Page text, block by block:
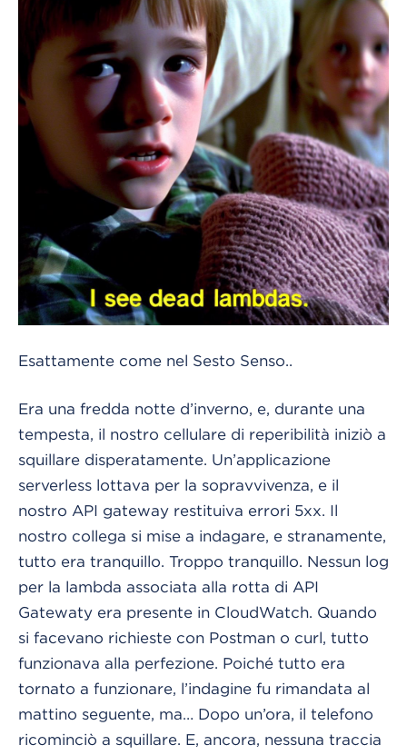
Esattamente come nel Sesto Senso..
Era una fredda notte d’inverno, e, durante una
tempesta, il nostro cellulare di reperibilità iniziò a
squillare disperatamente. Un’applicazione
serverless lottava per la sopravvivenza, e il
nostro API gateway restituiva errori 5xx. Il
nostro collega si mise a indagare, e stranamente,
tutto era tranquillo. Troppo tranquillo. Nessun log
per la lambda associata alla rotta di API
Gatewaty era presente in CloudWatch. Quando
si facevano richieste con Postman o curl, tutto
funzionava alla perfezione. Poiché tutto era
tornato a funzionare, l’indagine fu rimandata al
mattino seguente, ma… Dopo un’ora, il telefono
ricominciò a squillare. E, ancora, nessuna traccia